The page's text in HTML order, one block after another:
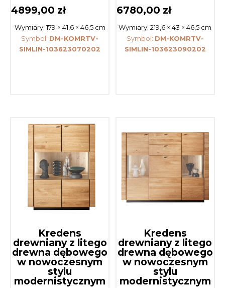
4899,00 zł
Wymiary: 179 × 41,6 × 46,5 cm
Symbol: DM-KOMRTV-
SIMLIN-103623070202
6780,00 zł
Wymiary:219,6 × 43 × 46,5 cm
Symbol: DM-KOMRTV-
SIMLIN-103623090202
Kredens
drewniany z litego
drewna dębowego
w nowoczesnym
stylu
modernistycznym
Kredens
drewniany z litego
drewna dębowego
w nowoczesnym
stylu
modernistycznym